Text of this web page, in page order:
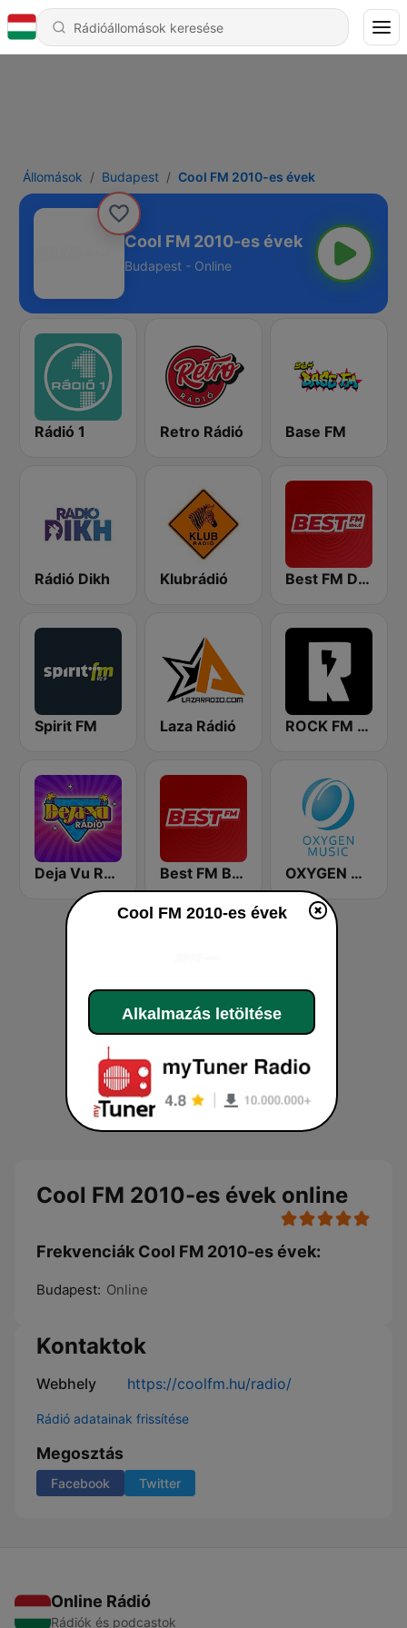
Állomások Budapest Cool FM 2010-es évek
Cool FM 2010-es évek
Budapest - Online
Rádió 1 Retro Rádió Base FM
Rádió Dikh Klubrádió Best FM Debrecen
Spirit FM Laza Rádió ROCK FM 103.9
Deja Vu Rádió Best FM Budapest OXYGEN MUSIC
Cool FM 2010-es évek online
Frekvenciák Cool FM 2010-es évek:
Budapest: Online
Kontaktok
Webhely https://coolfm.hu/radio/
Rádió adatainak frissítése
Megosztás
Facebook Twitter
Online Rádió
Rádiók és podcastok
Cool FM 2010-es évek
Alkalmazás letöltése